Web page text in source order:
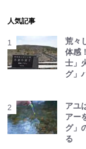
人気記事
荒々
体感
士」
グ」
アユ
アー
グ」
る